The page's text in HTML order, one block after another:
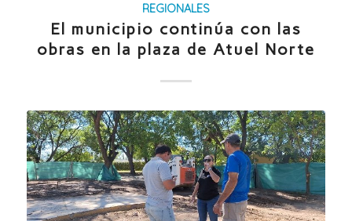
REGIONALES
El municipio continúa con las
obras en la plaza de Atuel Norte